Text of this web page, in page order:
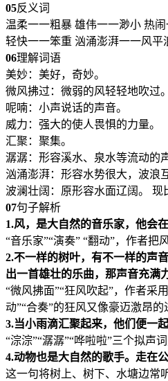
05反义词
温柔一一粗暴 雄伟一一渺小 热
轻快一一笨重 汹涌澎湃一一风平
06理解词语
美妙：美好，奇妙。
微风拂过：微弱的风轻轻地吹过。
呢喃：小声说话的声音。
威力：强大的使人畏惧的力量。
汇聚：聚集。
潺潺：形容溪水、泉水等流动的
汹涌澎湃：形容水势很大，波浪
波澜壮阔：原形容水面辽阔。 现
07句子解析
1.风，是大自然的音乐家，他会
“音乐家”“演奏” “翻动”，作者
2.不一样的树叶，有不一样的声音
出一首雄壮的乐曲，那声音充满
“微风拂面”“狂风吹起”，作者采
动”“合奏”的狂风又像豪迈激昂的
3.当小雨滴汇聚起来，他们便一起
“淙淙”“潺潺”“哗啦啦”三个拟声
4.动物也是大自然的歌手。走在
这一句将树上、树下、水塘边常